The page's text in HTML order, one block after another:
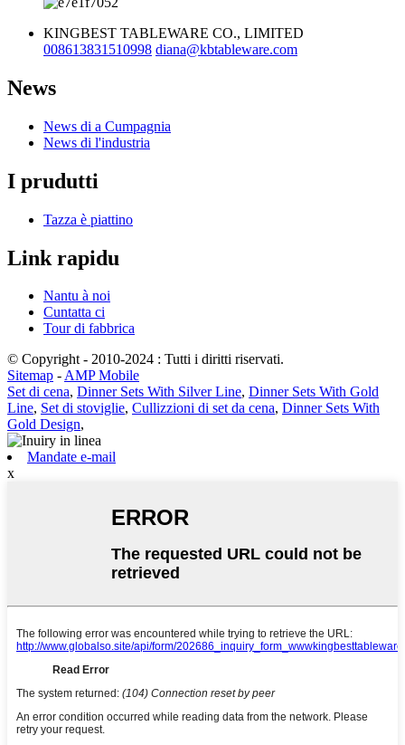
KINGBEST TABLEWARE CO., LIMITED
008613831510998 diana@kbtableware.com
News
News di a Cumpagnia
News di l'industria
I prudutti
Tazza è piattino
Link rapidu
Nantu à noi
Cuntatta ci
Tour di fabbrica
© Copyright - 2010-2024 : Tutti i diritti riservati.
Sitemap -AMP Mobile
Set di cena, Dinner Sets With Silver Line, Dinner Sets With Gold
Line, Set di stoviglie, Cullizzioni di set da cena, Dinner Sets With
Gold Design,
Mandate e-mail
x